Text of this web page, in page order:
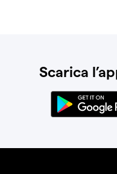
Scarica